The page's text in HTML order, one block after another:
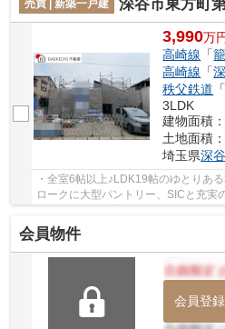
売買 | 新築一戸建
深谷市東方町第6
3,990万
高崎線 「
高崎線 「
秩父鉄道 「
3LDK
建物面積
土地面積
埼玉県深
・全室6帖以上♪LDK19帖のゆとりあ
ロークに大型パントリー、SICと充実
会員物件
会員登